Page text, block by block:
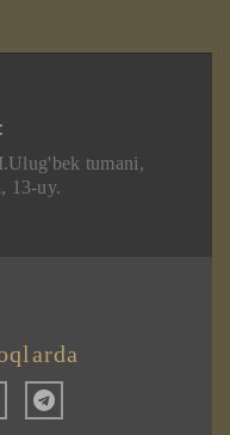
tumani,
13-uy.